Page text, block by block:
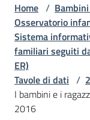
Accoglienza,
tutela
e
sostegno
Adolescenza
Home /
Osservatorio
Sistema
familiari seguiti
ER)
Tavole di dati /
I bambini e i
2016